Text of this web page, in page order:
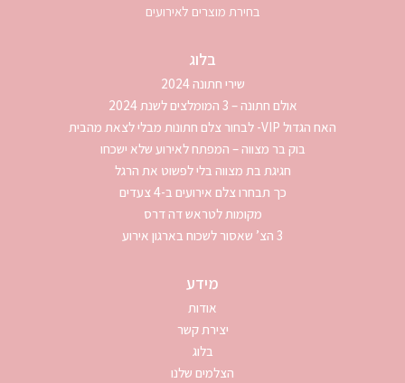
בחירת מוצרים לאירועים
בלוג
שירי חתונה 2024
אולם חתונה – 3 המומלצים לשנת 2024
האח הגדול VIP- לבחור צלם חתונות מבלי לצאת מהבית
בוק בר מצווה – המפתח לאירוע שלא ישכחו
חגיגת בת מצווה בלי לפשוט את הרגל
כך תבחרו צלם אירועים ב-4 צעדים
מקומות לטראש דה דרס
3 הצ’ שאסור לשכוח בארגון אירוע
מידע
אודות
יצירת קשר
בלוג
הצלמים שלנו